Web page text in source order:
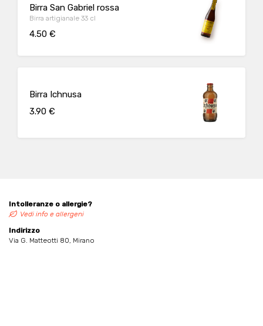
Birra San Gabriel rossa
Birra artigianale 33 cl
4.50 €
Birra Ichnusa
3.90 €
Intolleranze o allergie?
Vedi info e allergeni
Indirizzo
Via G. Matteotti 80, Mirano